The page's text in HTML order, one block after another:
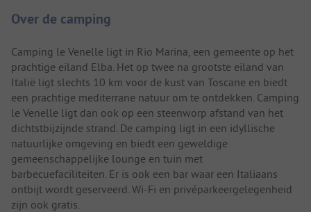
Over de camping
Camping le Venelle ligt in Rio Marina, een gemeente op het
prachtige eiland Elba. Het op twee na grootste eiland van
Italië ligt slechts 10 km voor de kust van Toscane en biedt
een prachtige mediterrane natuur om te ontdekken. Camping
le Venelle ligt dan ook op een steenworp afstand van het
dichtstbijzijnde strand. De camping ligt in een idyllische
natuurlijke omgeving en biedt een geweldige
gemeenschappelijke lounge en tuin met
barbecuefaciliteiten. Er is ook een bar waar een Italiaans
ontbijt wordt geserveerd. Wi-Fi en privéparkeergelegenheid
zijn ook gratis.